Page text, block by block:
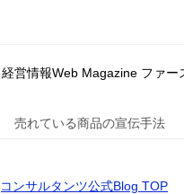
営情報Web Magazine ファー
売れている商品の宣伝手法
ンサルタンツ公式Blog TOP